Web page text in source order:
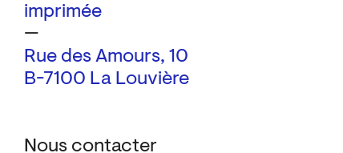
imprimée
—
Rue des Amours, 10
B-7100 La Louvière
Nous contacter